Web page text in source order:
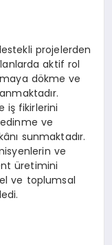
projelerden
aktif rol
dökme ve
iş fikirlerini
ve
sunmaktadır.
ve
üretimini
ve toplumsal